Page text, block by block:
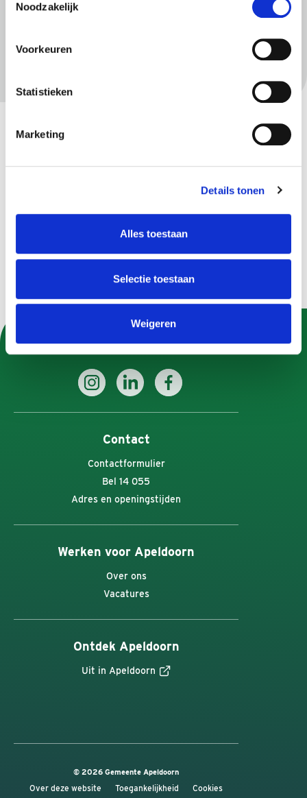
Noodzakelijk
Voorkeuren
Statistieken
Marketing
Details tonen
Alles toestaan
Selectie toestaan
Weigeren
Beleidsregels Maatschappelijke Ondersteuning
Website van Rebelz
Gerelateerd
Beschermd wonen / Beschermd Thuis
U kunt Gemeente Apeldoorn ook volgen op:
Contact
Contactformulier
Bel 14 055
Adres en openingstijden
Werken voor Apeldoorn
Over ons
Vacatures
Ontdek Apeldoorn
Uit in Apeldoorn
© 2026 Gemeente Apeldoorn
Over deze website Toegankelijkheid Cookies